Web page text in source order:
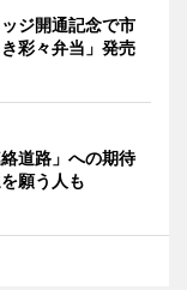
ジ開通記念で市
彩々弁当」発売
道路」への期待
願う人も